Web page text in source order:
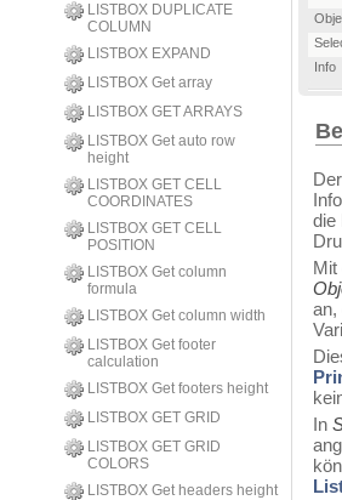
LISTBOX DUPLICATE
COLUMN
LISTBOX EXPAND
LISTBOX Get array
LISTBOX GET ARRAYS
LISTBOX Get auto row
height
LISTBOX GET CELL
COORDINATES
LISTBOX GET CELL
POSITION
LISTBOX Get column
formula
LISTBOX Get column width
LISTBOX Get footer
calculation
LISTBOX Get footers height
LISTBOX GET GRID
LISTBOX GET GRID
COLORS
LISTBOX Get headers height
Info
die
an,
In